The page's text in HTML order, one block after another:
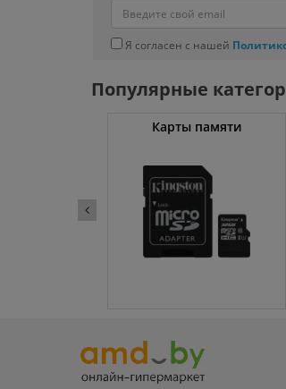
Я согласен с нашей
Популярные
Карты памяти